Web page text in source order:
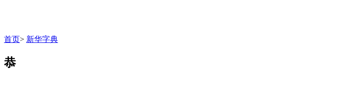
首页> 新华字典
恭